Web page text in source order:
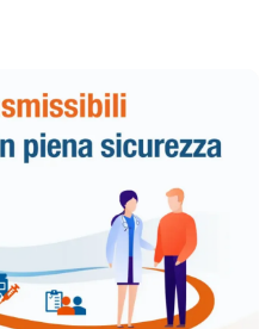
per la sicurezza